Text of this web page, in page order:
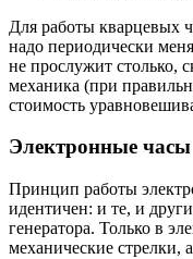
Для работы кварцевых
надо периодически
не прослужит столько,
механика (при
стоимость
Электронные часы
Принцип работы
идентичен: и те, и
генератора. Только в
механические стрелки,